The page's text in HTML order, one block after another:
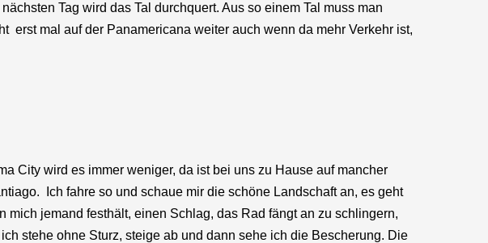
Tag wird das Tal durchquert. Aus so einem Tal muss man
erst mal auf der Panamericana weiter auch wenn da mehr Verkehr ist,
City wird es immer weniger, da ist bei uns zu Hause auf mancher
Ich fahre so und schaue mir die schöne Landschaft an, es geht
jemand festhält, einen Schlag, das Rad fängt an zu schlingern,
stehe ohne Sturz, steige ab und dann sehe ich die Bescherung. Die